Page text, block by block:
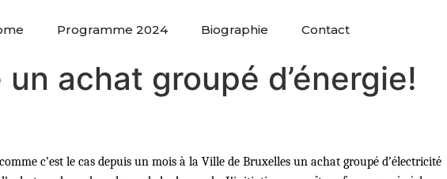
Programme 2024 Biographie Contact
achat groupé d’énergie!
c’est le cas depuis un mois à la Ville de Bruxelles un achat groupé d’électricité